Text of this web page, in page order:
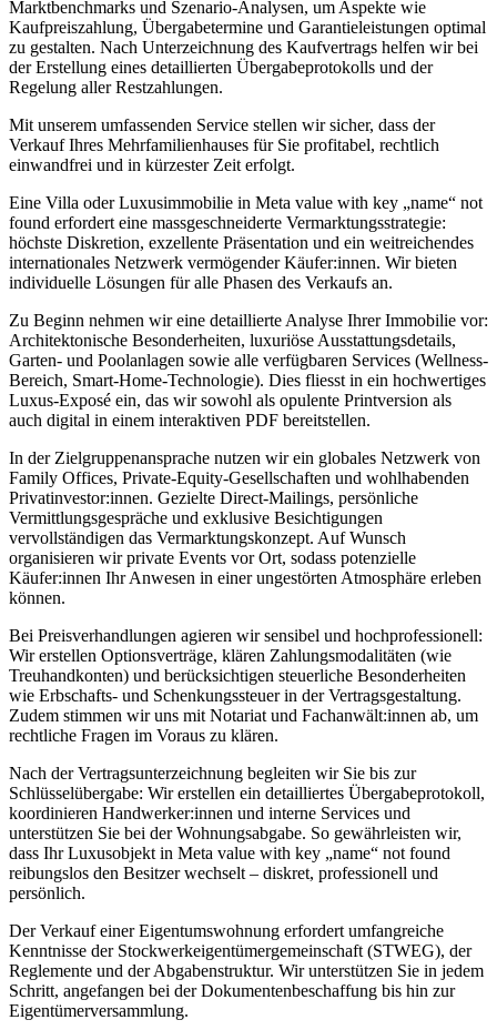
Marktbenchmarks und Szenario-Analysen, um Aspekte wie
Kaufpreiszahlung, Übergabetermine und Garantieleistungen optimal
zu gestalten. Nach Unterzeichnung des Kaufvertrags helfen wir bei
der Erstellung eines detaillierten Übergabeprotokolls und der
Regelung aller Restzahlungen.
Mit unserem umfassenden Service stellen wir sicher, dass der
Verkauf Ihres Mehrfamilienhauses für Sie profitabel, rechtlich
einwandfrei und in kürzester Zeit erfolgt.
Eine Villa oder Luxusimmobilie in Meta value with key „name“ not
found erfordert eine massgeschneiderte Vermarktungsstrategie:
höchste Diskretion, exzellente Präsentation und ein weitreichendes
internationales Netzwerk vermögender Käufer:innen. Wir bieten
individuelle Lösungen für alle Phasen des Verkaufs an.
Zu Beginn nehmen wir eine detaillierte Analyse Ihrer Immobilie vor:
Architektonische Besonderheiten, luxuriöse Ausstattungsdetails,
Garten- und Poolanlagen sowie alle verfügbaren Services (Wellness-
Bereich, Smart-Home-Technologie). Dies fliesst in ein hochwertiges
Luxus-Exposé ein, das wir sowohl als opulente Printversion als
auch digital in einem interaktiven PDF bereitstellen.
In der Zielgruppenansprache nutzen wir ein globales Netzwerk von
Family Offices, Private-Equity-Gesellschaften und wohlhabenden
Privatinvestor:innen. Gezielte Direct-Mailings, persönliche
Vermittlungsgespräche und exklusive Besichtigungen
vervollständigen das Vermarktungskonzept. Auf Wunsch
organisieren wir private Events vor Ort, sodass potenzielle
Käufer:innen Ihr Anwesen in einer ungestörten Atmosphäre erleben
können.
Bei Preisverhandlungen agieren wir sensibel und hochprofessionell:
Wir erstellen Optionsverträge, klären Zahlungsmodalitäten (wie
Treuhandkonten) und berücksichtigen steuerliche Besonderheiten
wie Erbschafts- und Schenkungssteuer in der Vertragsgestaltung.
Zudem stimmen wir uns mit Notariat und Fachanwält:innen ab, um
rechtliche Fragen im Voraus zu klären.
Nach der Vertragsunterzeichnung begleiten wir Sie bis zur
Schlüsselübergabe: Wir erstellen ein detailliertes Übergabeprotokoll,
koordinieren Handwerker:innen und interne Services und
unterstützen Sie bei der Wohnungsabgabe. So gewährleisten wir,
dass Ihr Luxusobjekt in Meta value with key „name“ not found
reibungslos den Besitzer wechselt – diskret, professionell und
persönlich.
Der Verkauf einer Eigentumswohnung erfordert umfangreiche
Kenntnisse der Stockwerkeigentümergemeinschaft (STWEG), der
Reglemente und der Abgabenstruktur. Wir unterstützen Sie in jedem
Schritt, angefangen bei der Dokumentenbeschaffung bis hin zur
Eigentümerversammlung.